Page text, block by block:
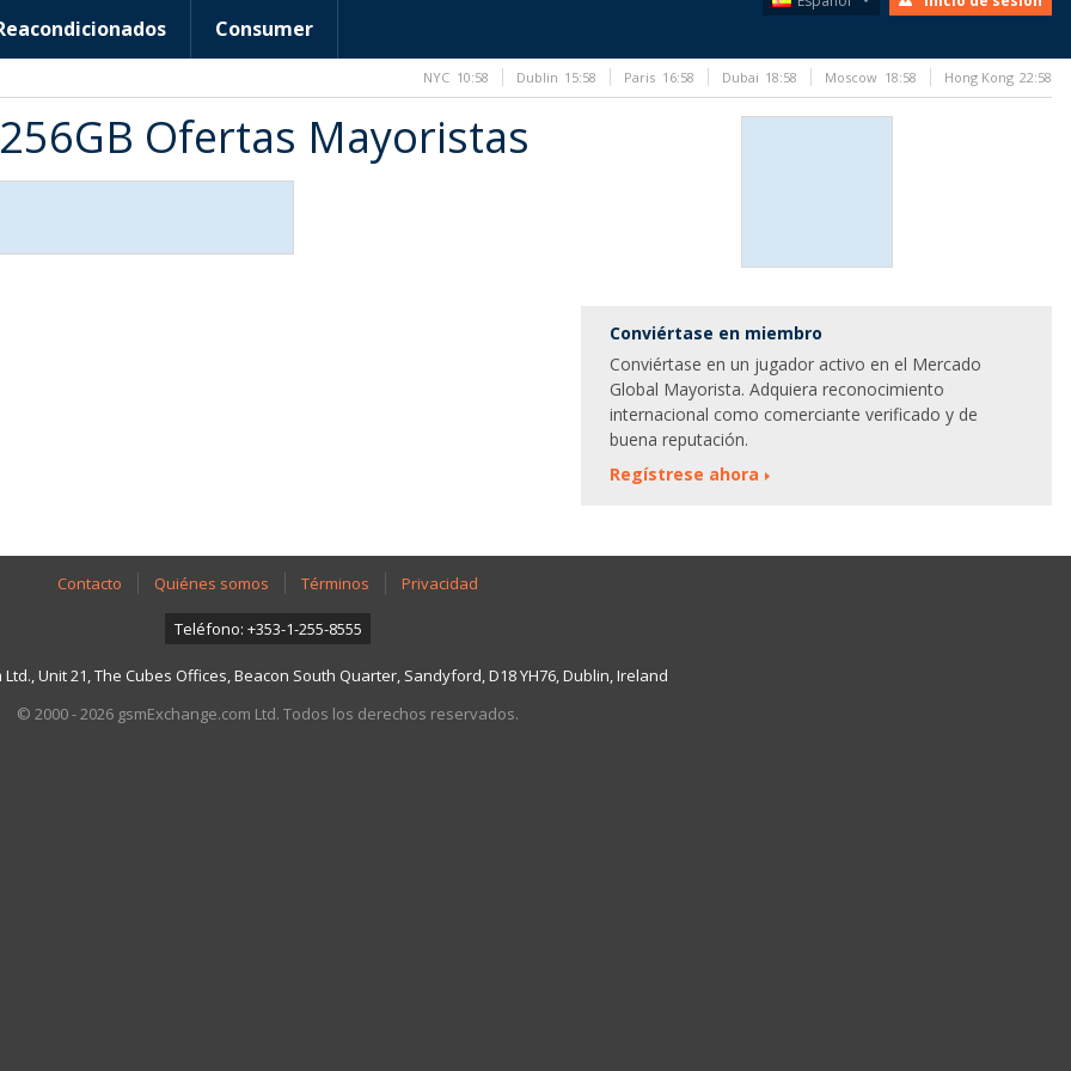
Consumer
Ofertas Mayoristas
Conviértase en miembro
Conviértase en un jugador activo en el Mercado
Global Mayorista. Adquiera reconocimiento
internacional como comerciante verificado y de
buena reputación.
Regístrese ahora
Contacto Quiénes somos Términos Privacidad
Teléfono: +353-1-255-8555
Ltd., Unit 21, The Cubes Offices, Beacon South Quarter, Sandyford, D18 YH76, Dublin, Ireland
© 2000 - 2026 gsmExchange.com Ltd. Todos los derechos reservados.
NYC 10:58 Dublin 15:58 Paris 16:58 Dubai 18:58 Moscow 18:58 Hong Kong 22:58